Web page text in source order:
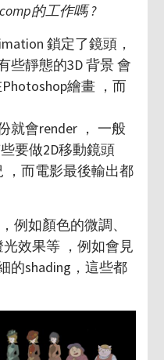
的工作嗎 ?
鎖定了鏡頭，
些靜態的3D 背景 會
繪畫 ，而
就會render ， 一般
要做2D移動鏡頭
，而電影最後輸出都
例如顏色的微調、
效果等 ，例如會見
的shading，這些都